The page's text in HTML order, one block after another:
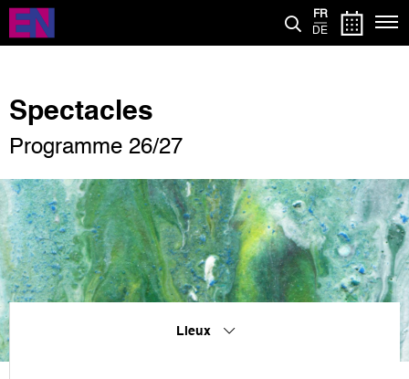
Aller
contenu
FR
DE
Spectacles
Programme 26/27
Lieux